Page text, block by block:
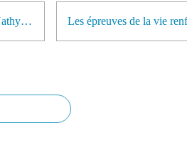
QUI suis-je ? Présentation de Nathy LaBell